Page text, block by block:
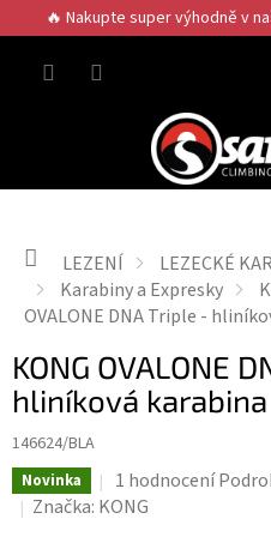
na
obsah
🔥 Nakupte super výhodně v
Domů
LEZENÍ
LEZECKÉ
Karabiny a Expresky
OVALONE DNA Triple -
KONG OVALONE
hliníková karabina
146624/BLA
Novinka
Průměrné
hodnocení
1 hodnocení
Značka: KONG